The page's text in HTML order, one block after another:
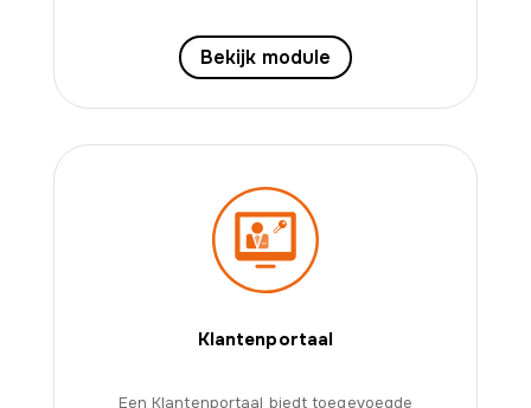
Bekijk module
Klantenportaal
Een Klantenportaal biedt toegevoegde